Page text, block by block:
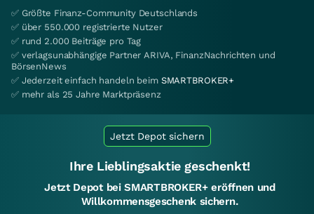
✅ Größte Finanz-Community Deutschlands
✅ über 550.000 registrierte Nutzer
✅ rund 2.000 Beiträge pro Tag
✅ verlagsunabhängige Partner ARIVA, FinanzNachrichten und
BörsenNews
✅ Jederzeit einfach handeln beim SMARTBROKER+
✅ mehr als 25 Jahre Marktpräsenz
Jetzt Depot sichern
Ihre Lieblingsaktie geschenkt!
Jetzt Depot bei SMARTBROKER+ eröffnen und
Willkommensgeschenk sichern.